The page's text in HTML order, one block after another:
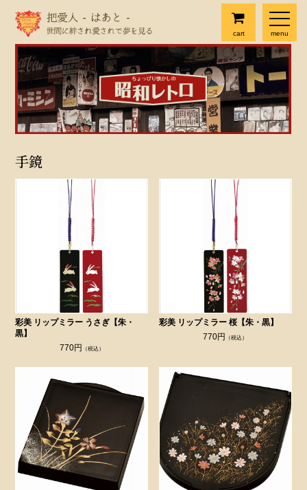
menu
cart
手鏡
彩美 リップミラー うさぎ【朱・
黒】
770円
（税込）
彩美 リップミラー 桜【朱・黒】
770円
（税込）